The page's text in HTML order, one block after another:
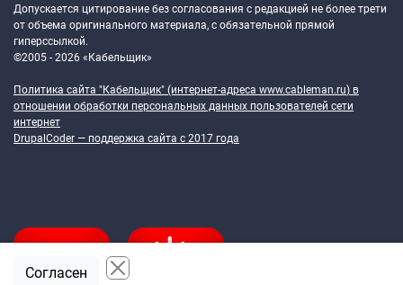
Допускается цитирование без согласования с редакцией не более трети
от объема оригинального материала, с обязательной прямой
гиперссылкой.
©2005 - 2026 «Кабельщик»
Политика сайта "Кабельщик" (интернет-адреса www.cableman.ru) в
отношении обработки персональных данных пользователей сети
интернет
DrupalCoder — поддержка сайта c 2017 года
Согласен